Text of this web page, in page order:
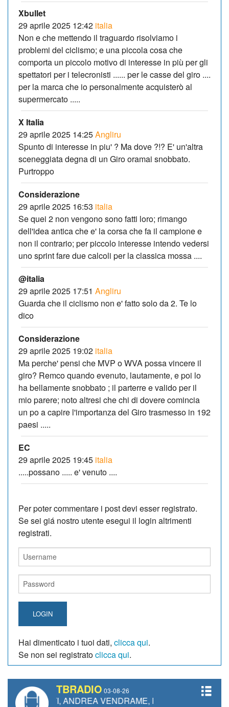
Xbullet
29 aprile 2025 12:42 italia
Non e che mettendo il traguardo risolviamo i
problemi del ciclismo; e una piccola cosa che
comporta un piccolo motivo di interesse in più per gli
spettatori per i telecronisti ...... per le casse del giro ....
per la marca che io personalmente acquisterò al
supermercato .....
X Italia
29 aprile 2025 14:25Angliru
Spunto di interesse in piu' ? Ma dove ?!? E' un'altra
sceneggiata degna di un Giro oramai snobbato.
Purtroppo
Considerazione
29 aprile 2025 16:53 italia
Se quei 2 non vengono sono fatti loro; rimango
dell'idea antica che e' la corsa che fa il campione e
non il contrario; per piccolo interesse intendo vedersi
uno sprint fare due calcoli per la classica mossa ....
@italia
29 aprile 2025 17:51 Angliru
Guarda che il ciclismo non e' fatto solo da 2. Te lo
dico
Considerazione
29 aprile 2025 19:02 italia
Ma perche' pensi che MVP o WVA possa vincere il
giro? Remco quando evenuto, lautamente, e poi lo
ha bellamente snobbato ; il parterre e valido per il
mio parere; noto altresi che chi di dovere comincia
un po a capire l'importanza del Giro trasmesso in 192
paesi .....
EC
29 aprile 2025 19:45 italia
.....possano ..... e' venuto ....
Per poter commentare i post devi esser registrato.
Se sei giá nostro utente esegui il login altrimenti
registrati.
LOGIN
Hai dimenticato i tuoi dati, clicca qui.
Se non sei registratoclicca qui.
TBRADIO 03-08-26
ANDREA VENDRAME, FILIPPO FIORELLI